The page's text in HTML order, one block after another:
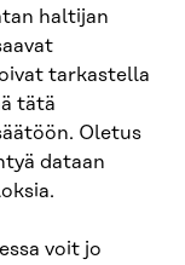
haltijan
tarkastella
tätä
Oletus
dataan
voit jo